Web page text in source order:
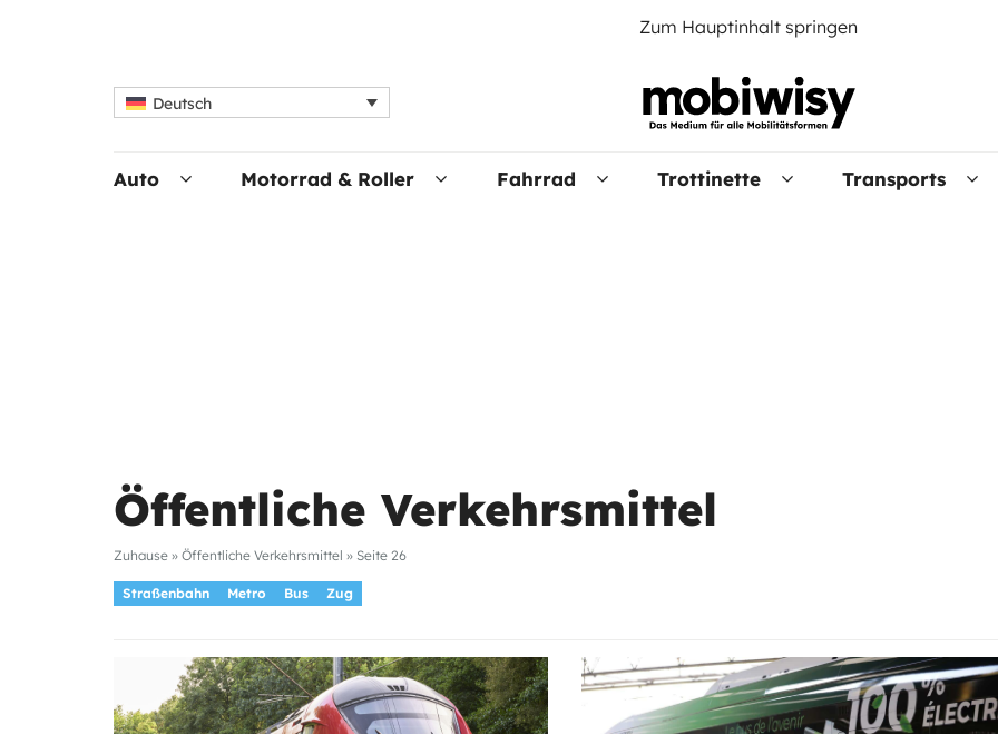
Zum Hauptinhalt springen
Deutsch
Auto Motorrad & Roller Fahrrad Trottinette Transports
Öffentliche Verkehrsmittel
Zuhause » Öffentliche Verkehrsmittel » Seite 26
Straßenbahn Metro Bus Zug